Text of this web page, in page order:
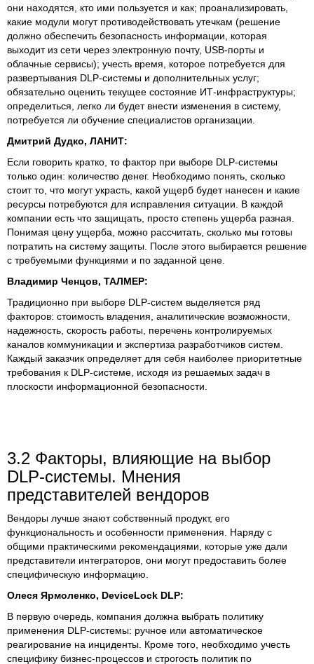
они находятся, кто ими пользуется и как; проанализировать,
какие модули могут противодействовать утечкам (решение
должно обеспечить безопасность информации, которая
выходит из сети через электронную почту, USB-порты и
облачные сервисы); учесть время, которое потребуется для
развертывания DLP-системы и дополнительных услуг;
обязательно оценить текущее состояние ИТ-инфраструктуры;
определиться, легко ли будет внести изменения в систему,
потребуется ли обучение специалистов организации.
Дмитрий Дудко, ЛАНИТ:
Если говорить кратко, то фактор при выборе DLP-системы
только один: количество денег. Необходимо понять, сколько
стоит то, что могут украсть, какой ущерб будет нанесен и какие
ресурсы потребуются для исправления ситуации. В каждой
компании есть что защищать, просто степень ущерба разная.
Понимая цену ущерба, можно рассчитать, сколько мы готовы
потратить на систему защиты. После этого выбирается решение
с требуемыми функциями и по заданной цене.
Владимир Ченцов, ТАЛМЕР:
Традиционно при выборе DLP-систем выделяется ряд
факторов: стоимость владения, аналитические возможности,
надежность, скорость работы, перечень контролируемых
каналов коммуникации и экспертиза разработчиков систем.
Каждый заказчик определяет для себя наиболее приоритетные
требования к DLP-системе, исходя из решаемых задач в
плоскости информационной безопасности.
3.2 Факторы, влияющие на выбор
DLP-системы. Мнения
представителей вендоров
Вендоры лучше знают собственный продукт, его
функциональность и особенности применения. Наряду с
общими практическими рекомендациями, которые уже дали
представители интеграторов, они могут предоставить более
специфическую информацию.
Олеся Ярмоленко, DeviceLock DLP:
В первую очередь, компания должна выбрать политику
применения DLP-системы: ручное или автоматическое
реагирование на инциденты. Кроме того, необходимо учесть
специфику бизнес-процессов и строгость политик по